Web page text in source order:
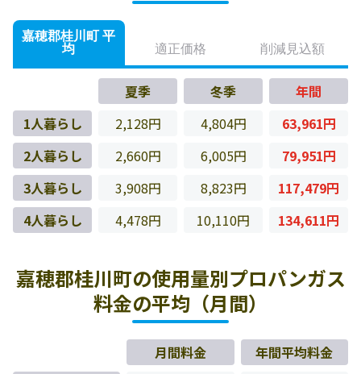
嘉穂郡桂川町 平
均
適正価格 削減見込額
夏季 冬季
年間
1人暮らし
2,128円 4,804円
63,961円
2人暮らし
2,660円 6,005円
79,951円
3人暮らし
3,908円 8,823円
117,479円
4人暮らし
4,478円 10,110円 134,611円
嘉穂郡桂川町の使用量別プロパンガス
料金の平均（月間）
月間料金
年間平均料金